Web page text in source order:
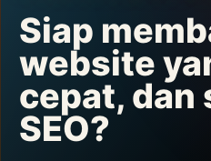
Siap
website
cepat, dan
SEO?